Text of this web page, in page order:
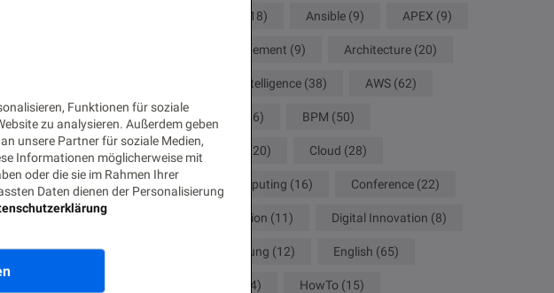
Funktionen für soziale
zu analysieren. Außerdem geben
unsere Partner für soziale Medien,
Informationen möglicherweise mit
oder die sie im Rahmen Ihrer
Daten dienen der Personalisierung
(18) Ansible (9) APEX (9)
API Management (9) Architecture (20)
Artificial Intelligence (38) AWS (62)
Big Data (16) BPM (50)
Camunda (20) Cloud (28)
Cloud Computing (16) Conference (22)
Configuration (11) Digital Innovation (8)
Digitalisierung (12) English (65)
(34) HowTo (15)